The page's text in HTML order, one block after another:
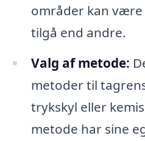
områder kan være
tilgå end andre.
Valg af metode:
metoder til
trykskyl eller
metode har sine